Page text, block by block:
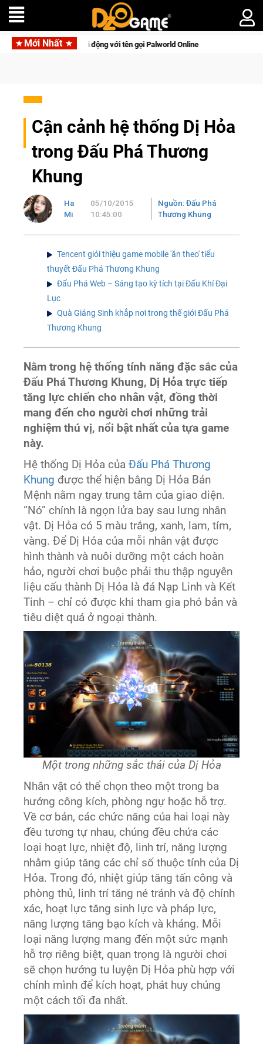
Mới Nhất
lên di động với tên gọi Palworld Online Norse Saga Chính
Cận cảnh hệ thống Dị Hỏa
trong Đấu Phá Thương
Khung
Ha
Mi
05/10/2015
10:45:00
Nguồn: Đấu Phá
Thương Khung
Tencent giói thiệu game mobile 'ăn theo' tiểu
thuyết Đấu Phá Thương Khung
Đấu Phá Web – Sáng tạo kỳ tích tại Đấu Khí Đại
Lục
Quà Giáng Sinh khắp nơi trong thế giới Đấu Phá
Thương Khung
Nằm trong hệ thống tính năng đặc sắc của
Đấu Phá Thương Khung, Dị Hỏa trực tiếp
tăng lực chiến cho nhân vật, đồng thời
mang đến cho người chơi những trải
nghiệm thú vị, nổi bật nhất của tựa game
này.
Hệ thống Dị Hỏa củaĐấu Phá Thương
Khung được thể hiện bằng Dị Hỏa Bản
Mệnh nằm ngay trung tâm của giao diện.
“Nó” chính là ngọn lửa bay sau lưng nhân
vật. Dị Hỏa có 5 màu trắng, xanh, lam, tím,
vàng. Để Dị Hỏa của mỗi nhân vật được
hình thành và nuôi dưỡng một cách hoàn
hảo, người chơi buộc phải thu thập nguyên
liệu cấu thành Dị Hỏa là đá Nạp Linh và Kết
Tinh – chỉ có được khi tham gia phó bản và
tiêu diệt quá ở ngoại thành.
Một trong những sắc thái của Dị Hỏa
Nhân vật có thể chọn theo một trong ba
hướng công kích, phòng ngự hoặc hỗ trợ.
Về cơ bản, các chức năng của hai loại này
đều tương tự nhau, chúng đều chứa các
loại hoạt lực, nhiệt độ, linh trí, năng lượng
nhằm giúp tăng các chỉ số thuộc tính của Dị
Hỏa. Trong đó, nhiệt giúp tăng tấn công và
phòng thủ, linh trí tăng né tránh và độ chính
xác, hoạt lực tăng sinh lực và pháp lực,
năng lượng tăng bạo kích và kháng. Mỗi
loại năng lượng mang đến một sức mạnh
hỗ trợ riêng biệt, quan trọng là người chơi
sẽ chọn hướng tu luyện Dị Hỏa phù hợp với
chính mình để kích hoạt, phát huy chúng
một cách tối đa nhất.